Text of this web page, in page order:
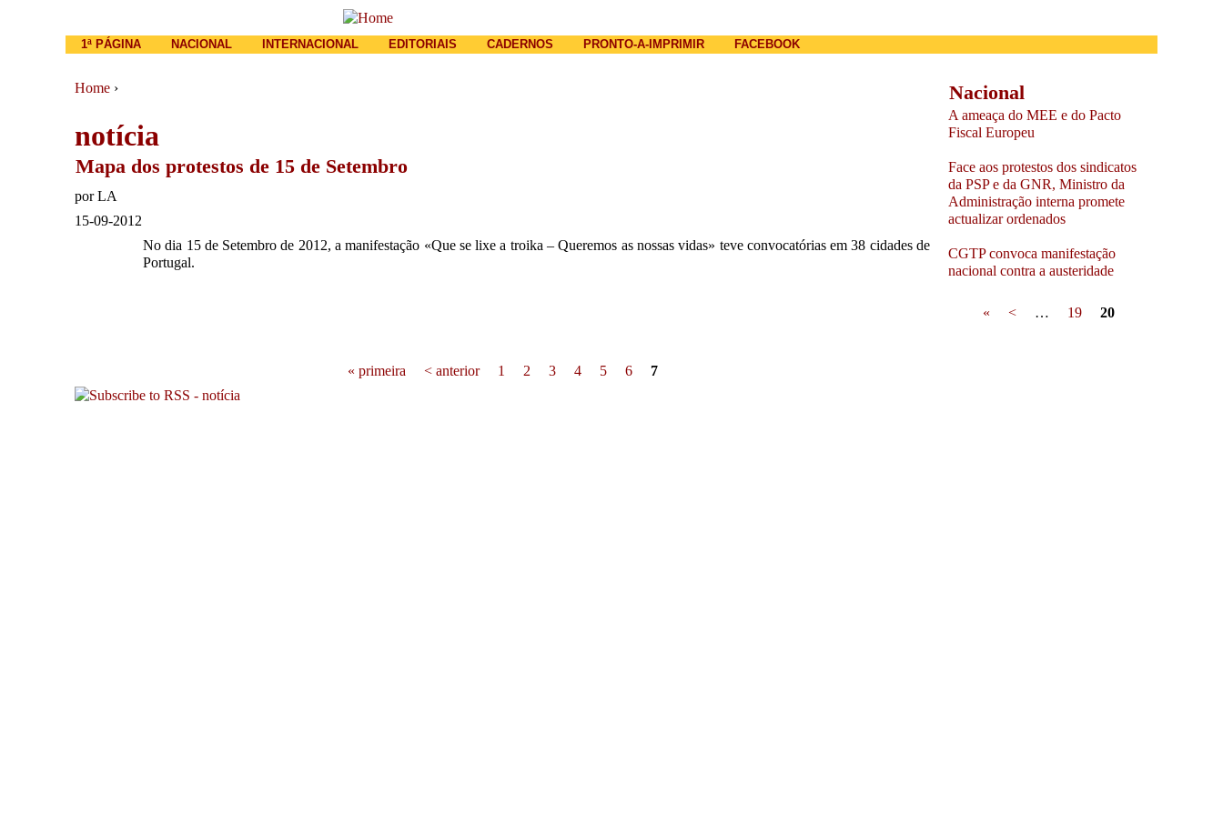
You are here
Home ›
notícia
Mapa dos protestos de 15 de Setembro
porLA
15-09-2012
No dia 15 de Setembro de 2012, a manifestação «Que se lixe a troika – Queremos as nossas vidas» teve convocatórias em 38 cidades de
Portugal.
« primeira < anterior 1 2 3 4 5 6 7
Main menu
1ª PÁGINA NACIONAL INTERNACIONAL EDITORIAIS CADERNOS PRONTO-A-IMPRIMIR FACEBOOK
Nacional
A ameaça do MEE e do Pacto
Fiscal Europeu
Face aos protestos dos sindicatos
da PSP e da GNR, Ministro da
Administração interna promete
actualizar ordenados
CGTP convoca manifestação
nacional contra a austeridade
Pages
« < … 19 20